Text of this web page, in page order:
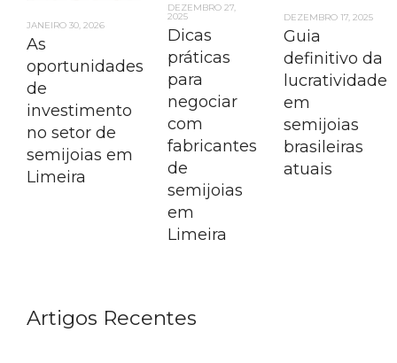
JANEIRO 30, 2026
As
oportunidades
de
investimento
no setor de
semijoias em
Limeira
DEZEMBRO 27,
2025
Dicas
práticas
para
negociar
com
fabricantes
de
semijoias
em
Limeira
DEZEMBRO 17, 2025
Guia
definitivo da
lucratividade
em
semijoias
brasileiras
atuais
Artigos Recentes